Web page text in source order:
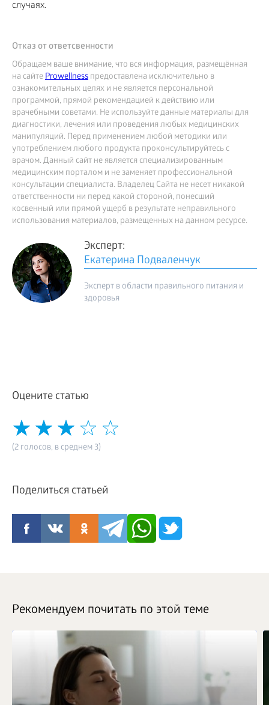
случаях.
Отказ от ответсвенности
Обращаем ваше внимание, что вся информация, размещённая
на сайтеProwellness предоставлена исключительно в
ознакомительных целях и не является персональной
программой, прямой рекомендацией к действию или
врачебными советами. Не используйте данные материалы для
диагностики, лечения или проведения любых медицинских
манипуляций. Перед применением любой методики или
употреблением любого продукта проконсультируйтесь с
врачом. Данный сайт не является специализированным
медицинским порталом и не заменяет профессиональной
консультации специалиста. Владелец Сайта не несет никакой
ответственности ни перед какой стороной, понесший
косвенный или прямой ущерб в результате неправильного
использования материалов, размещенных на данном ресурсе.
Эксперт:
Екатерина Подваленчук
Эксперт в области правильного питания и
здоровья
Оцените статью
(2 голосов, в среднем 3)
Поделиться статьей
Рекомендуем почитать по этой теме